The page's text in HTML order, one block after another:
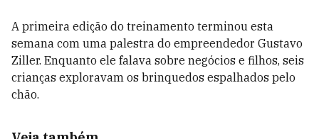
A primeira edição do treinamento terminou esta
semana com uma palestra do empreendedor Gustavo
Ziller. Enquanto ele falava sobre negócios e filhos, seis
crianças exploravam os brinquedos espalhados pelo
chão.